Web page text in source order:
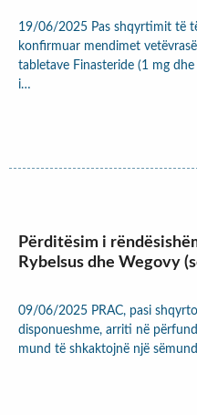
19/06/2025 Pas shqyrtimit të
konfirmuar mendimet
tabletave Finasteride (1 mg
i…
Përditësim i
Rybelsus dhe Wegovy
09/06/2025 PRAC, pasi
disponueshme, arriti në
mund të shkaktojnë një